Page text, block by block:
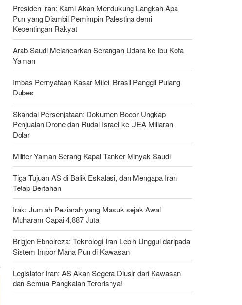
Presiden Iran: Kami Akan Mendukung Langkah Apa
Pun yang Diambil Pemimpin Palestina demi
Kepentingan Rakyat
Arab Saudi Melancarkan Serangan Udara ke Ibu Kota
Yaman
Imbas Pernyataan Kasar Milei; Brasil Panggil Pulang
Dubes
Skandal Persenjataan: Dokumen Bocor Ungkap
Penjualan Drone dan Rudal Israel ke UEA Miliaran
Dolar
Militer Yaman Serang Kapal Tanker Minyak Saudi
Tiga Tujuan AS di Balik Eskalasi, dan Mengapa Iran
Tetap Bertahan
Irak: Jumlah Peziarah yang Masuk sejak Awal
Muharam Capai 4,887 Juta
Brigjen Ebnolreza: Teknologi Iran Lebih Unggul daripada
Sistem Impor Mana Pun di Kawasan
Legislator Iran: AS Akan Segera Diusir dari Kawasan
dan Semua Pangkalan Terorisnya!